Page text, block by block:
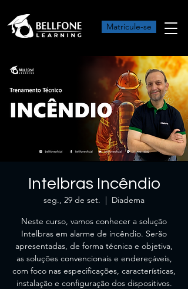
Matricule-se
Intelbras Incêndio
seg., 29 de set.
  |
Diadema
Neste curso, vamos conhecer a solução
Intelbras em alarme de incêndio. Serão
apresentadas, de forma técnica e objetiva,
as soluções convencionais e endereçáveis,
com foco nas especificações, características,
instalação e configuração dos dispositivos.